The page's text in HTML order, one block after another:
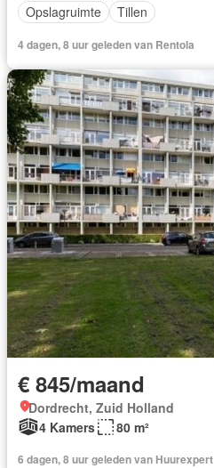
Opslagruimte
Tillen
4 dagen, 8 uur geleden van Rentola
€ 845/maand
Dordrecht, Zuid Holland
4 Kamers
80 m²
6 dagen, 8 uur geleden van Huurexpert